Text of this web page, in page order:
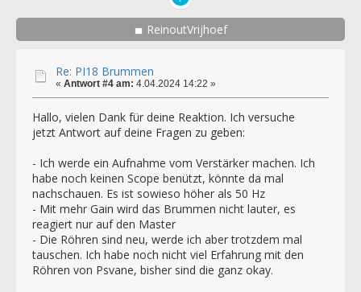
ReinoutVrijhoef
Re: PI18 Brummen
« Antwort #4 am: 4.04.2024 14:22 »
Hallo, vielen Dank für deine Reaktion. Ich versuche
jetzt Antwort auf deine Fragen zu geben:
- Ich werde ein Aufnahme vom Verstärker machen. Ich
habe noch keinen Scope benützt, könnte da mal
nachschauen. Es ist sowieso höher als 50 Hz
- Mit mehr Gain wird das Brummen nicht lauter, es
reagiert nur auf den Master
- Die Röhren sind neu, werde ich aber trotzdem mal
tauschen. Ich habe noch nicht viel Erfahrung mit den
Röhren von Psvane, bisher sind die ganz okay.